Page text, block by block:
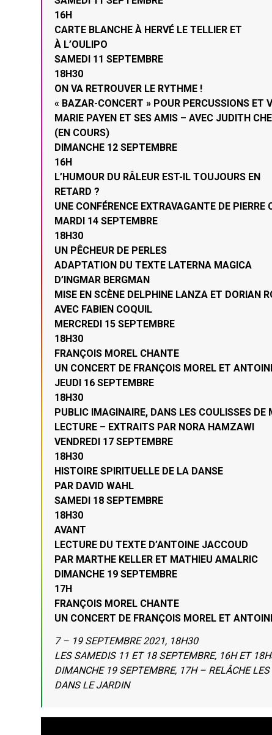
16H
CARTE BLANCHE À HERVÉ LE TELLIER ET
À L’OULIPO
SAMEDI 11 SEPTEMBRE
18H30
ON VA RETROUVER LE RYTHME !
« BAZAR-CONCERT » POUR PERCUSSIONS ET
MARIE PAYEN ET SES AMIS – AVEC JUDITH
(EN COURS)
DIMANCHE 12 SEPTEMBRE
16H
L’HUMOUR DU RÂLEUR EST-IL TOUJOURS EN
RETARD ?
UNE CONFÉRENCE EXTRAVAGANTE DE PIERRE
MARDI 14 SEPTEMBRE
18H30
UN PÊCHEUR DE PERLES
ADAPTATION DU TEXTE LATERNA MAGICA
D’INGMAR BERGMAN
MISE EN SCÈNE DELPHINE LANZA ET DORIAN
AVEC FABIEN COQUIL
MERCREDI 15 SEPTEMBRE
18H30
FRANÇOIS MOREL CHANTE
UN CONCERT DE FRANÇOIS MOREL ET
JEUDI 16 SEPTEMBRE
18H30
PUBLIC IMAGINAIRE, DANS LES COULISSES DE
LECTURE – EXTRAITS PAR NORA HAMZAWI
VENDREDI 17 SEPTEMBRE
18H30
HISTOIRE SPIRITUELLE DE LA DANSE
PAR DAVID WAHL
SAMEDI 18 SEPTEMBRE
18H30
AVANT
LECTURE DU TEXTE D’ANTOINE JACCOUD
PAR MARTHE KELLER ET MATHIEU AMALRIC
DIMANCHE 19 SEPTEMBRE
17H
FRANÇOIS MOREL CHANTE
UN CONCERT DE FRANÇOIS MOREL ET
7 – 19 SEPTEMBRE 2021, 18H30
LES SAMEDIS 11 ET 18 SEPTEMBRE, 16H ET
DIMANCHE 19 SEPTEMBRE, 17H – RELÂCHE
DANS LE JARDIN